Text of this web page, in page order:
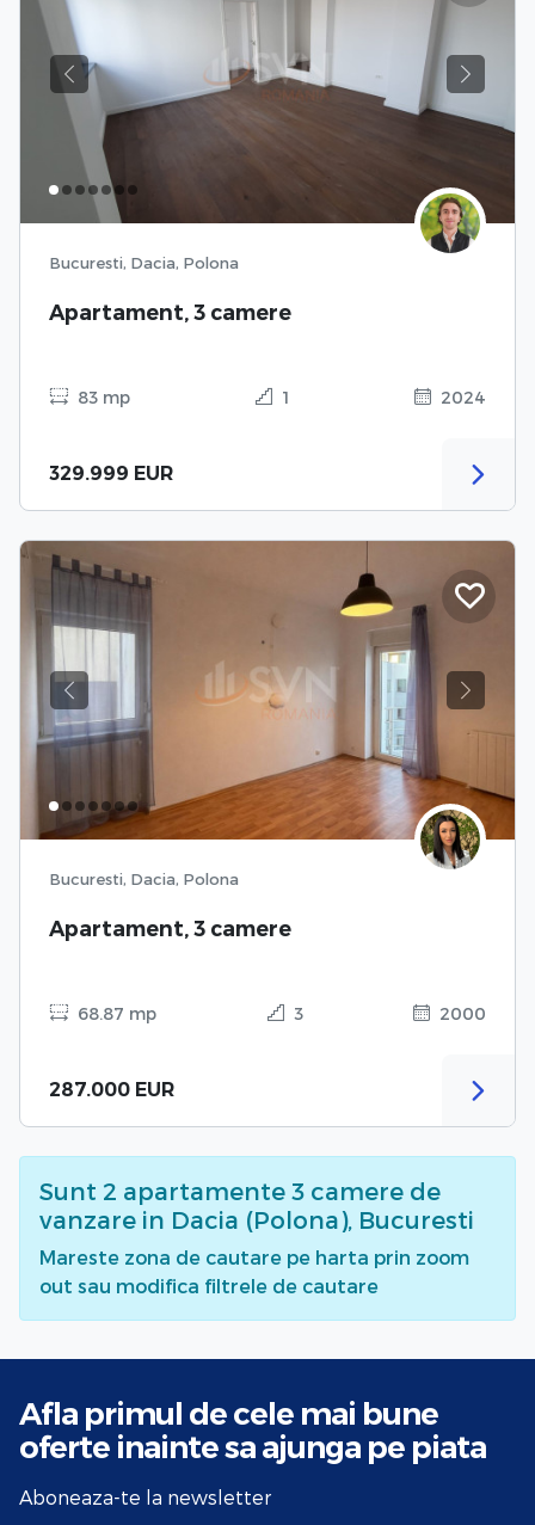
Previous Next
Bucuresti, Dacia, Polona
Apartament, 3 camere
83 mp 1 2024
329.999 EUR
Previous Next
Bucuresti, Dacia, Polona
Apartament, 3 camere
68.87 mp 3 2000
287.000 EUR
Sunt 2 apartamente 3 camere de
vanzare in Dacia (Polona), Bucuresti
Mareste zona de cautare pe harta prin zoom
out sau modifica filtrele de cautare
Afla primul de cele mai bune
oferte inainte sa ajunga pe piata
Aboneaza-te la newsletter